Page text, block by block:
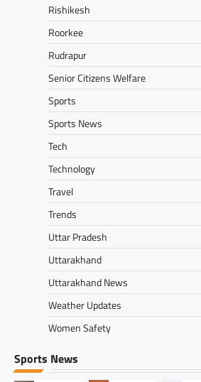
Rishikesh
Roorkee
Rudrapur
Senior Citizens Welfare
Sports
Sports News
Tech
Technology
Travel
Trends
Uttar Pradesh
Uttarakhand
Uttarakhand News
Weather Updates
Women Safety
Sports News